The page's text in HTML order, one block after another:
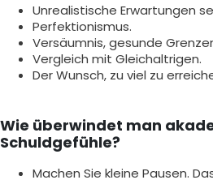
Unrealistische Erwartungen
Perfektionismus.
Versäumnis, gesunde
Vergleich mit Gleichaltrigen.
Der Wunsch, zu viel zu
Wie überwindet man
Schuldgefühle?
Machen Sie kleine Pausen.